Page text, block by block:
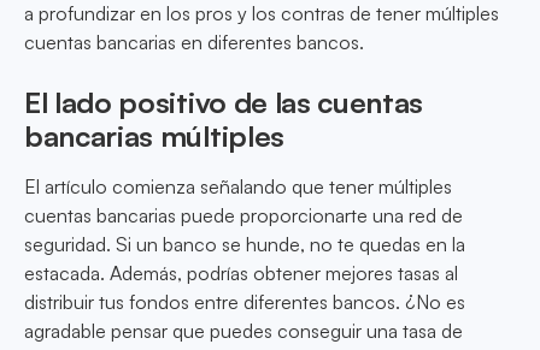
a profundizar en los pros y los contras de tener múltiples
cuentas bancarias en diferentes bancos.
El lado positivo de las cuentas
bancarias múltiples
El artículo comienza señalando que tener múltiples
cuentas bancarias puede proporcionarte una red de
seguridad. Si un banco se hunde, no te quedas en la
estacada. Además, podrías obtener mejores tasas al
distribuir tus fondos entre diferentes bancos. ¿No es
agradable pensar que puedes conseguir una tasa de